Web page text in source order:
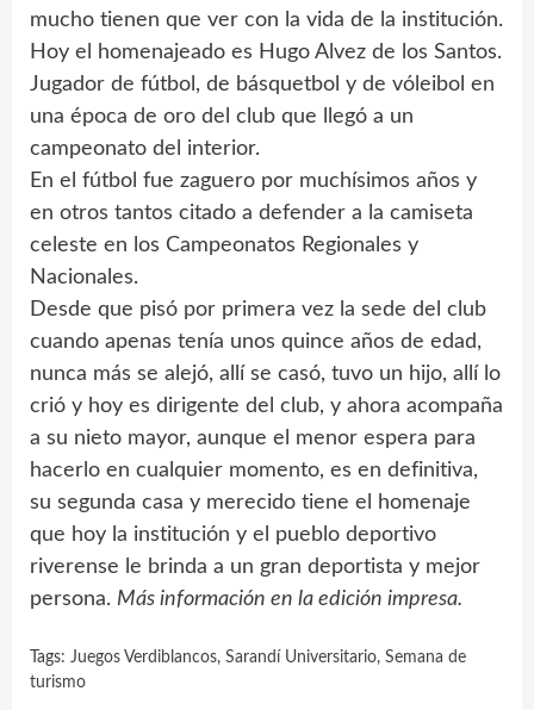
mucho tienen que ver con la vida de la institución.
Hoy el homenajeado es Hugo Alvez de los Santos.
Jugador de fútbol, de básquetbol y de vóleibol en
una época de oro del club que llegó a un
campeonato del interior.
En el fútbol fue zaguero por muchísimos años y
en otros tantos citado a defender a la camiseta
celeste en los Campeonatos Regionales y
Nacionales.
Desde que pisó por primera vez la sede del club
cuando apenas tenía unos quince años de edad,
nunca más se alejó, allí se casó, tuvo un hijo, allí lo
crió y hoy es dirigente del club, y ahora acompaña
a su nieto mayor, aunque el menor espera para
hacerlo en cualquier momento, es en definitiva,
su segunda casa y merecido tiene el homenaje
que hoy la institución y el pueblo deportivo
riverense le brinda a un gran deportista y mejor
persona. Más información en la edición impresa.
Tags: Juegos Verdiblancos, Sarandí Universitario, Semana de
turismo